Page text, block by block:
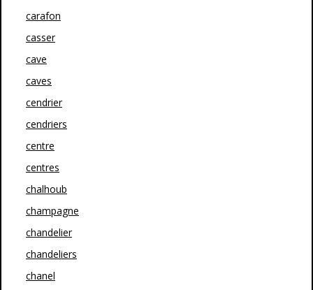
carafon
casser
cave
caves
cendrier
cendriers
centre
centres
chalhoub
champagne
chandelier
chandeliers
chanel